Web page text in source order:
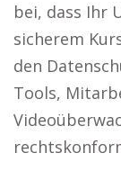
bei, dass Ihr
sicherem
den
Tools,